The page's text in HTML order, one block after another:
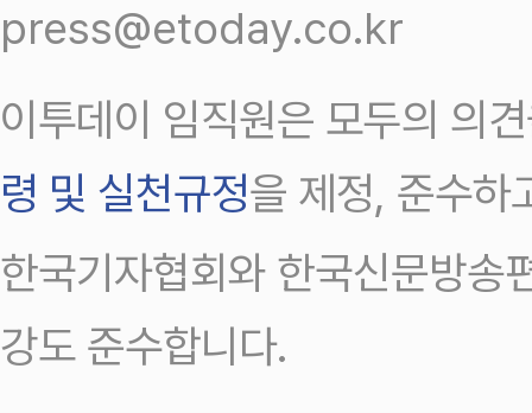
press@etoday.co.kr
이투데이 임직원은 모두의 의
령 및 실천규정을 제정, 준수하
한국기자협회와 한국신문방송
강도 준수합니다.